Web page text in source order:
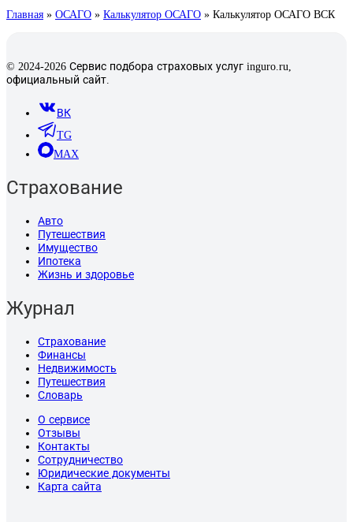
Главная » ОСАГО » Калькулятор ОСАГО » Калькулятор ОСАГО ВСК
© 2024-2026 Сервис подбора страховых услуг inguro.ru,
официальный сайт.
ВК
TG
MAX
Страхование
Авто
Путешествия
Имущество
Ипотека
Жизнь и здоровье
Журнал
Страхование
Финансы
Недвижимость
Путешествия
Словарь
О сервисе
Отзывы
Контакты
Сотрудничество
Юридические документы
Карта сайта